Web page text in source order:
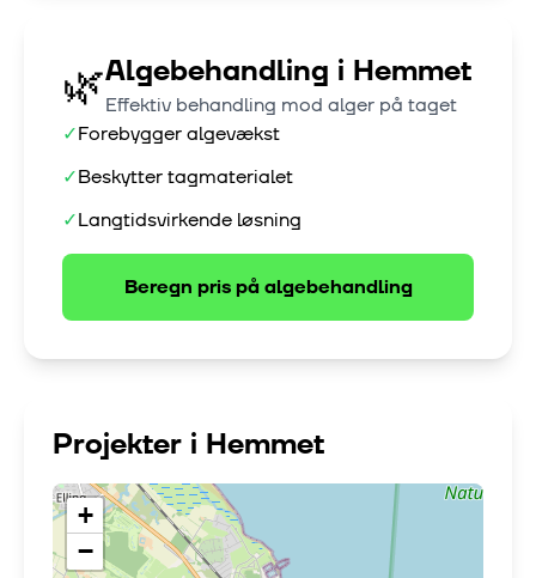
🌿Algebehandling i Hemmet
Effektiv behandling mod alger på taget
✓Forebygger algevækst
✓Beskytter tagmaterialet
✓Langtidsvirkende løsning
Beregn pris påalgebehandling
Projekter i Hemmet
+
−